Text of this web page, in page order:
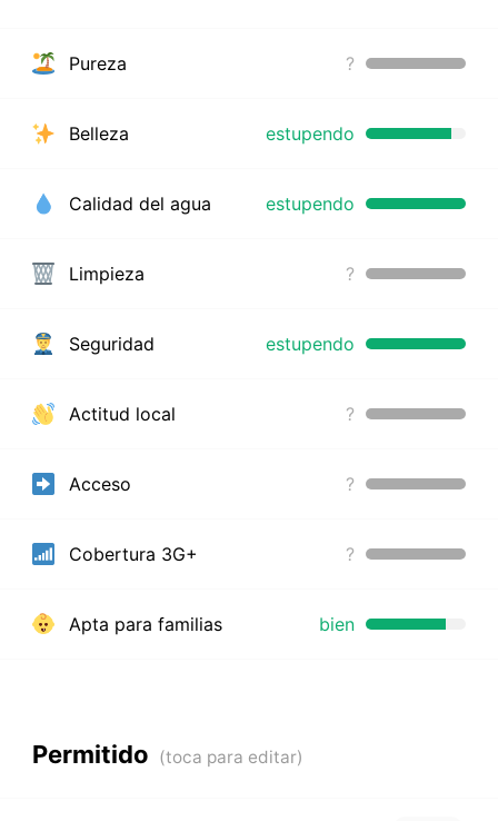
Pureza ?
Belleza estupendo
Calidad del agua estupendo
Limpieza ?
Seguridad estupendo
Actitud local ?
Acceso ?
Cobertura 3G+ ?
Apta para familias bien
Permitido